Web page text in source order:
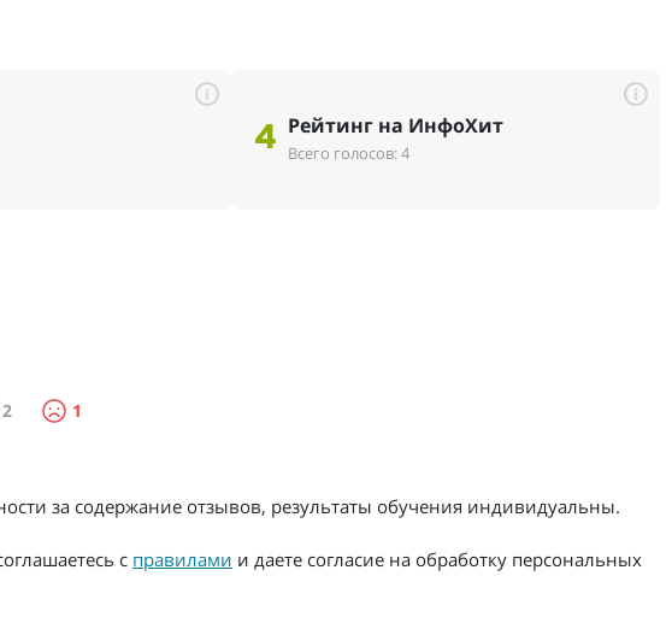
i
4 Рейтинг на ИнфоХит
Всего голосов: 4
i
2 1
за содержание отзывов, результаты обучения индивидуальны.
с правилами и даете согласие на обработку персональных